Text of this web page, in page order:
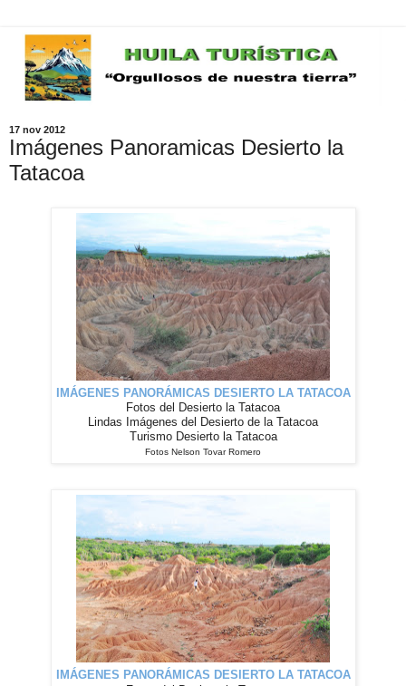
17 nov 2012
Imágenes Panoramicas Desierto la
Tatacoa
IMÁGENES PANORÁMICAS DESIERTO LA TATACOA
Fotos del Desierto la Tatacoa
Lindas Imágenes del Desierto de la Tatacoa
Turismo Desierto la Tatacoa
Fotos Nelson Tovar Romero
IMÁGENES PANORÁMICAS DESIERTO LA TATACOA